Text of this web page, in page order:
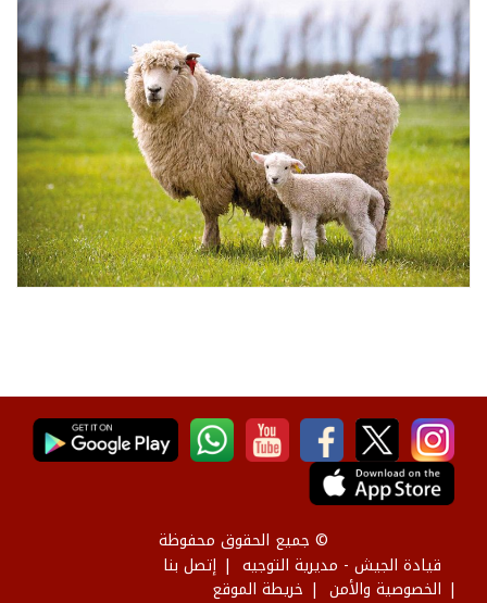
© جميع الحقوق محفوظة
قيادة الجيش - مديرية التوجيه
إتصل بنا
الخصوصية والأمن
خريطة الموقع